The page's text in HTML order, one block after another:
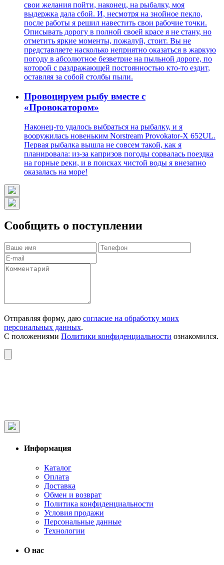
свои желания пойти, наконец, на рыбалку, моя
выдержка дала сбой. И, несмотря на знойное пекло,
после работы я решил навестить свои рабочие точки.
Описывать дорогу в полной своей красе я не стану, но
отметить яркие моменты, пожалуй, стоит. Вы не
представляете насколько неприятно оказаться в жаркую
погоду в абсолютное безветрие на пыльной дороге, по
которой с раздражающей постоянностью кто-то ездит,
оставляя за собой столбы пыли.
Провоцируем рыбу вместе с
«Провокатором»
Наконец-то удалось выбраться на рыбалку, и я
вооружилась новеньким Norstream Provokator-X 652UL.
Первая рыбалка вышла не совсем такой, как я
планировала: из-за капризов погоды сорвалась поездка
на горные реки, и в поисках чистой воды я внезапно
оказалась на море!
Сообщить о поступлении
Отправляя форму, даю согласие на обработку моих
персональных данных.
С положениями Политики конфиденциальности ознакомился.
Информация
Каталог
Оплата
Доставка
Обмен и возврат
Политика конфиденциальности
Условия продажи
Персональные данные
Технологии
О нас